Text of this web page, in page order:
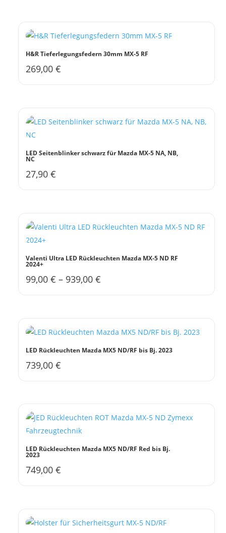
H&R Tieferlegungsfedern 30mm MX-5 RF
269,00€
Varianten
gewählt
LED Seitenblinker schwarz für Mazda MX-5 NA, NB,
NC
27,90€
Valenti Ultra LED Rückleuchten Mazda MX-5 ND RF
2024+
99,00€ – 939,00€
Varianten
Produktseite
werden
LED Rückleuchten Mazda MX5 ND/RF bis Bj. 2023
739,00€
LED Rückleuchten Mazda MX5 ND/RF Red bis Bj.
2023
749,00€